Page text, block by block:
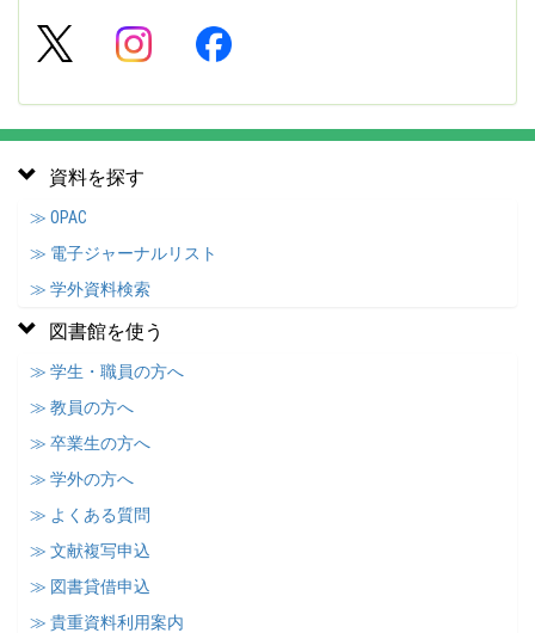
資料を探す
≫ OPAC
≫ 電子ジャーナルリスト
≫ 学外資料検索
図書館を使う
≫ 学生・職員の方へ
≫ 教員の方へ
≫ 卒業生の方へ
≫ 学外の方へ
≫ よくある質問
≫ 文献複写申込
≫ 図書貸借申込
≫ 貴重資料利用案内